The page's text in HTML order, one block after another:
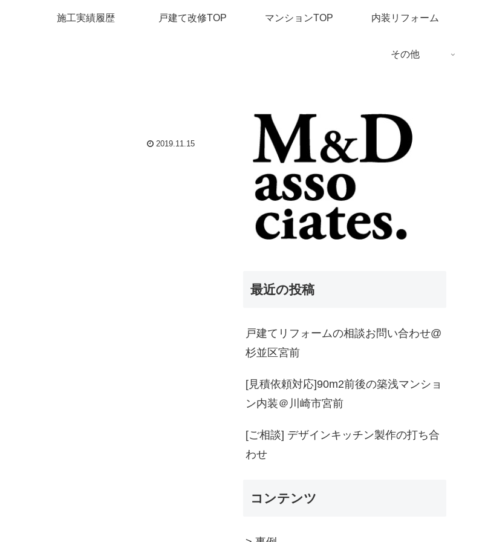
施工実績履歴 戸建て改修TOP マンションTOP 内装リフォーム
その他
2019.11.15
最近の投稿
戸建てリフォームの相談お問い合わせ@
杉並区宮前
[見積依頼対応]90m2前後の築浅マンショ
ン内装＠川崎市宮前
[ご相談] デザインキッチン製作の打ち合
わせ
コンテンツ